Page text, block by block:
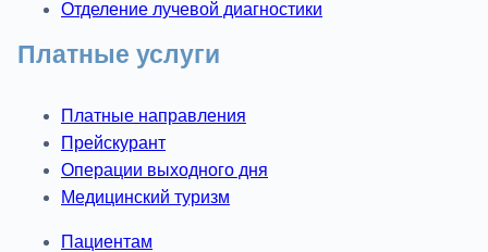
Отделение лучевой диагностики
Платные услуги
Платные направления
Прейскурант
Операции выходного дня
Медицинский туризм
Пациентам